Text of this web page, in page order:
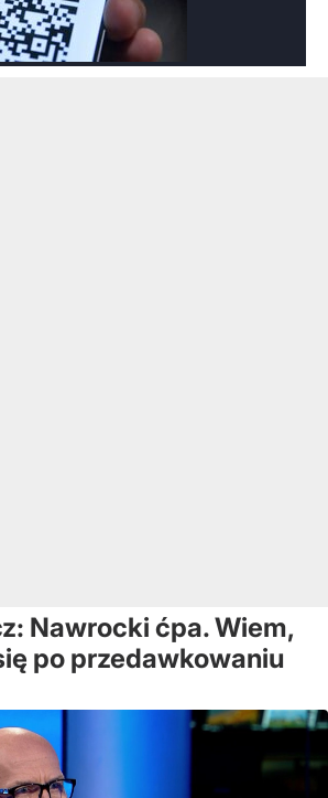
Nawrocki ćpa. Wiem,
po przedawkowaniu